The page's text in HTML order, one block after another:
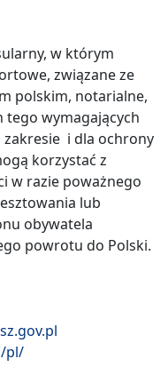
w którym
związane ze
polskim, notarialne,
tego wymagających
zakresie i dla ochrony
korzystać z
w razie poważnego
lub
obywatela
powrotu do Polski.
pl/